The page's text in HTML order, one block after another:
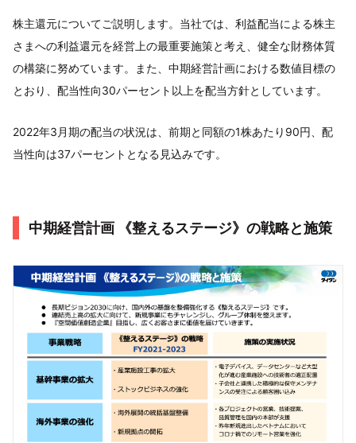
株主還元についてご説明します。当社では、利益配当による株主
さまへの利益還元を経営上の最重要施策と考え、健全な財務体質
の構築に努めています。また、中期経営計画における数値目標の
とおり、配当性向30パーセント以上を配当方針としています。
2022年3月期の配当の状況は、前期と同額の1株あたり90円、配
当性向は37パーセントとなる見込みです。
中期経営計画 《整えるステージ》の戦略と施策